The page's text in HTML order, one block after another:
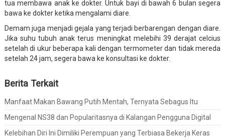
tua membawa anak ke dokter. Untuk bayi di bawah 6 bulan segera
bawa ke dokter ketika mengalami diare.
Demam juga menjadi gejala yang terjadi berbarengan dengan diare.
Jika suhu tubuh anak terus meningkat melebihi 39 derajat celcius
setelah di ukur beberapa kali dengan termometer dan tidak mereda
setelah 24 jam, segera bawa ke konsultasi ke dokter.
Berita Terkait
Manfaat Makan Bawang Putih Mentah, Ternyata Sebagus Itu
Mengenal NS38 dan Popularitasnya di Kalangan Pengguna Digital
Kelebihan Diri Ini Dimiliki Perempuan yang Terbiasa Bekerja Keras